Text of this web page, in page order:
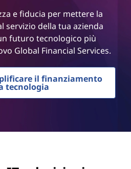
e fiducia per mettere la
servizio della tua azienda
futuro tecnologico più
Global Financial Services.
il finanziamento
tecnologia